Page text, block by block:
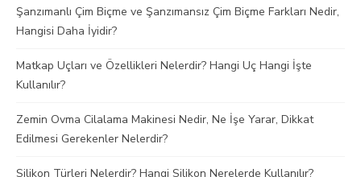
Şanzımanlı Çim Biçme ve Şanzımansız Çim Biçme Farkları Nedir,
Hangisi Daha İyidir?
Matkap Uçları ve Özellikleri Nelerdir? Hangi Uç Hangi İşte
Kullanılır?
Zemin Ovma Cilalama Makinesi Nedir, Ne İşe Yarar, Dikkat
Edilmesi Gerekenler Nelerdir?
Silikon Türleri Nelerdir? Hangi Silikon Nerelerde Kullanılır?